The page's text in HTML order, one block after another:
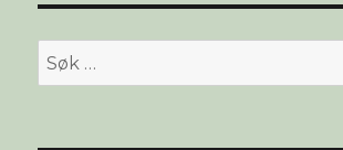
Søk
etter: